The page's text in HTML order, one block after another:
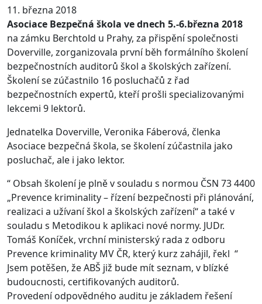
11. března 2018
Asociace Bezpečná škola ve dnech 5.-6.března 2018
na zámku Berchtold u Prahy, za přispění společnosti
Doverville, zorganizovala první běh formálního školení
bezpečnostních auditorů škol a školských zařízení.
Školení se zúčastnilo 16 posluchačů z řad
bezpečnostních expertů, kteří prošli specializovanými
lekcemi 9 lektorů.
Jednatelka Doverville, Veronika Fáberová, členka
Asociace bezpečná škola, se školení zúčastnila jako
posluchač, ale i jako lektor.
“ Obsah školení je plně v souladu s normou ČSN 73 4400
„Prevence kriminality – řízení bezpečnosti při plánování,
realizaci a užívaní škol a školských zařízení“ a také v
souladu s Metodikou k aplikaci nové normy. JUDr.
Tomáš Koníček, vrchní ministerský rada z odboru
Prevence kriminality MV ČR, který kurz zahájil, řekl “
Jsem potěšen, že ABŠ již bude mít seznam, v blízké
budoucnosti, certifikovaných auditorů.
Provedení odpovědného auditu je základem řešení